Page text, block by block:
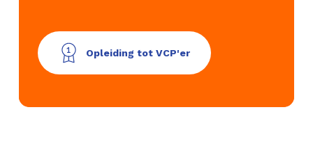
Opleiding tot VCP'er